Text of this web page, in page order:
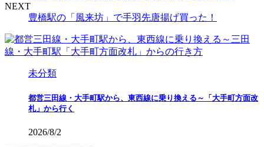
NEXT
豊橋駅の「風来坊」で手羽先唐揚げ買った！
未分類
都営三田線・大手町駅から、東西線に乗り換える～「大手町方面改
札」から行く
2026/8/2